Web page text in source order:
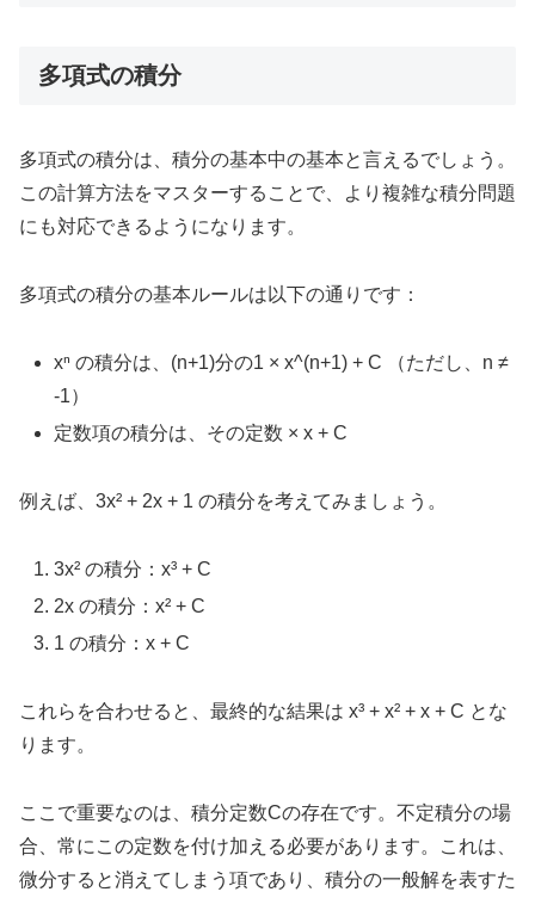
多項式の積分
多項式の積分は、積分の基本中の基本と言えるでしょう。
この計算方法をマスターすることで、より複雑な積分問題
にも対応できるようになります。
多項式の積分の基本ルールは以下の通りです：
xⁿ の積分は、(n+1)分の1 × x^(n+1) + C （ただし、n ≠
-1）
定数項の積分は、その定数 × x + C
例えば、3x² + 2x + 1 の積分を考えてみましょう。
3x² の積分：x³ + C
2x の積分：x² + C
1 の積分：x + C
これらを合わせると、最終的な結果は x³ + x² + x + C とな
ります。
ここで重要なのは、積分定数Cの存在です。不定積分の場
合、常にこの定数を付け加える必要があります。これは、
微分すると消えてしまう項であり、積分の一般解を表すた